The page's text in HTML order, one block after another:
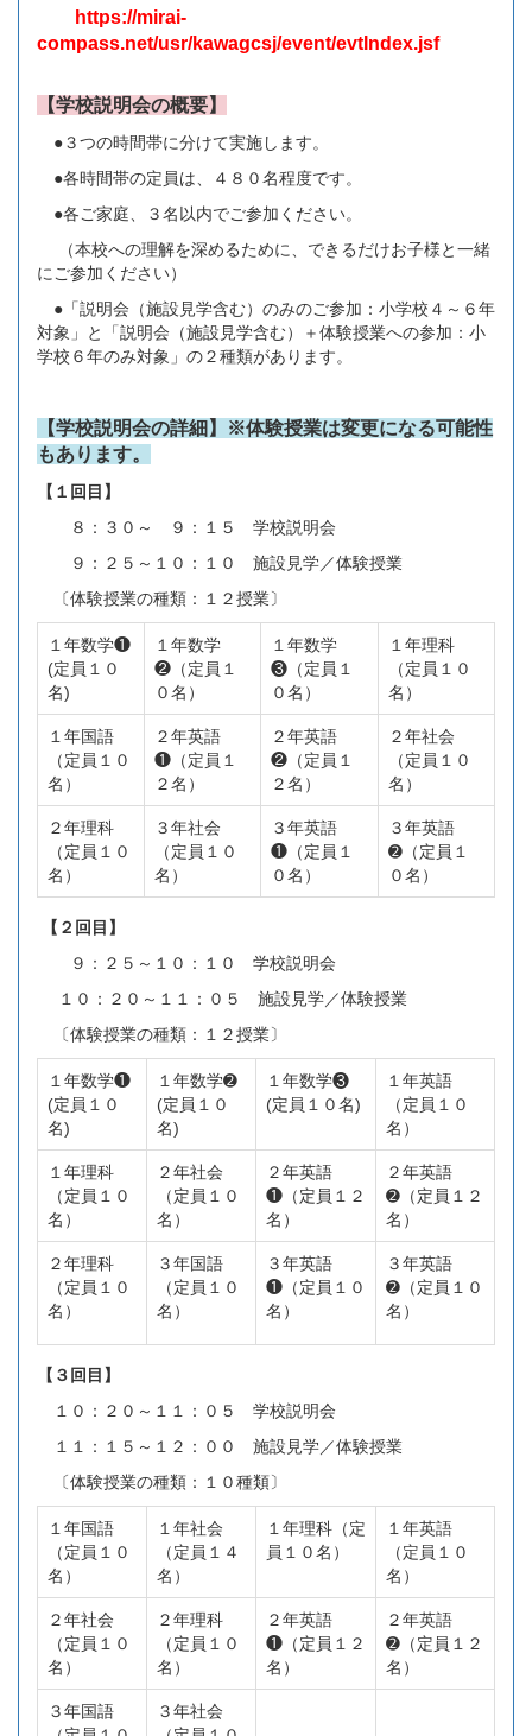
https://mirai-
compass.net/usr/kawagcsj/event/evtIndex.jsf
【学校説明会の概要】
●３つの時間帯に分けて実施します。
●各時間帯の定員は、４８０名程度です。
●各ご家庭、３名以内でご参加ください。
（本校への理解を深めるために、できるだけお子様と一緒
にご参加ください）
●「説明会（施設見学含む）のみのご参加：小学校４～６年
対象」と「説明会（施設見学含む）＋体験授業への参加：小
学校６年のみ対象」の２種類があります。
【学校説明会の詳細】※体験授業は変更になる可能性
もあります。
【１回目】
８：３０～ ９：１５ 学校説明会
９：２５～１０：１０ 施設見学／体験授業
〔体験授業の種類：１２授業〕
１年数学❶
(定員１０
名)
１年数学
❷（定員１
０名）
１年数学
❸（定員１
０名）
１年理科
（定員１０
名）
１年国語
（定員１０
名）
２年英語
❶（定員１
２名）
２年英語
❷（定員１
２名）
２年社会
（定員１０
名）
２年理科
（定員１０
名）
３年社会
（定員１０
名）
３年英語
❶（定員１
０名）
３年英語
➋（定員１
０名）
【２回目】
９：２５～１０：１０ 学校説明会
１０：２０～１１：０５ 施設見学／体験授業
〔体験授業の種類：１２授業〕
１年数学❶
(定員１０
名)
１年数学➋
(定員１０
名)
１年数学❸
(定員１０名)
１年英語
（定員１０
名）
１年理科
（定員１０
名）
２年社会
（定員１０
名）
２年英語
❶（定員１２
名）
２年英語
➋（定員１２
名）
２年理科
（定員１０
名）
３年国語
（定員１０
名）
３年英語
❶（定員１０
名）
３年英語
➋（定員１０
名）
【３回目】
１０：２０～１１：０５ 学校説明会
１１：１５～１２：００ 施設見学／体験授業
〔体験授業の種類：１０種類〕
１年国語
（定員１０
名）
１年社会
（定員１４
名）
１年理科（定
員１０名）
１年英語
（定員１０
名）
２年社会
（定員１０
名）
２年理科
（定員１０
名）
２年英語
❶（定員１２
名）
２年英語
➋（定員１２
名）
３年国語
３年社会